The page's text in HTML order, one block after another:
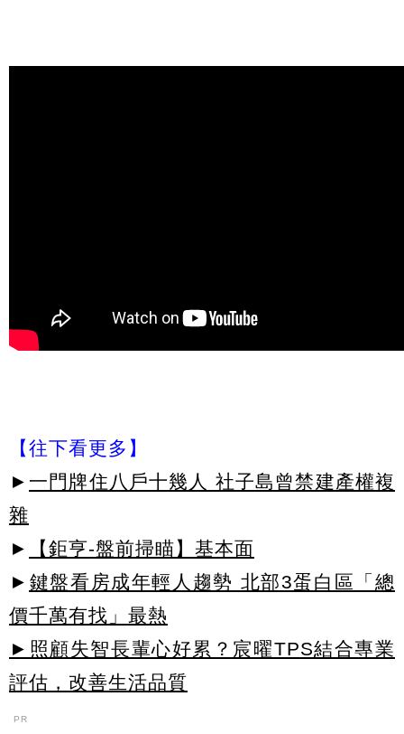
【往下看更多】
► 一門牌住八戶十幾人 社子島曾禁建產權複
雜
►
【鉅亨-盤前掃瞄】基本面
► 鍵盤看房成年輕人趨勢 北部3蛋白區「總
價千萬有找」最熱
►照顧失智長輩心好累？宸曜TPS結合專業
評估，改善生活品質
PR